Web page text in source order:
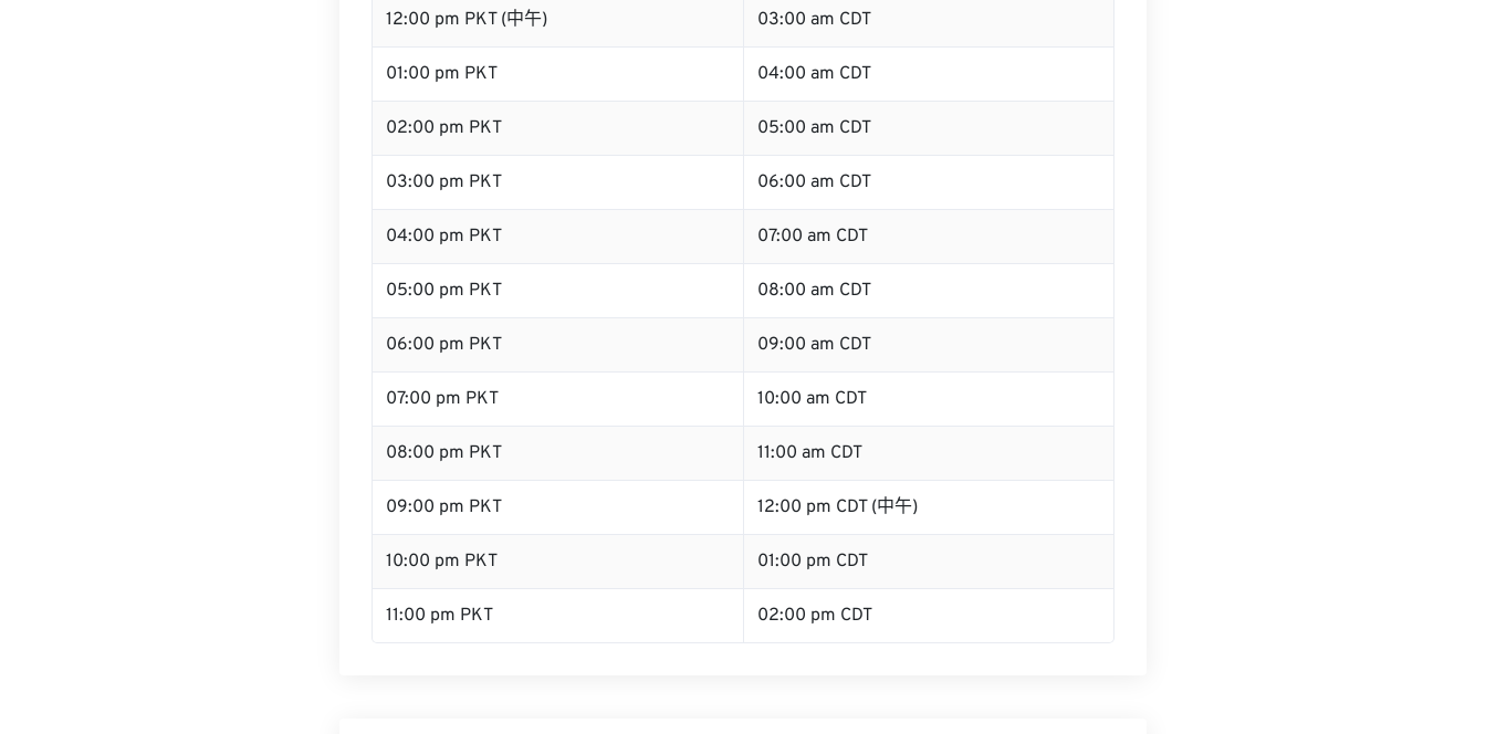
12:00 pm PKT (中午) 03:00 am CDT
01:00 pm PKT 04:00 am CDT
02:00 pm PKT 05:00 am CDT
03:00 pm PKT 06:00 am CDT
04:00 pm PKT 07:00 am CDT
05:00 pm PKT 08:00 am CDT
06:00 pm PKT 09:00 am CDT
07:00 pm PKT 10:00 am CDT
08:00 pm PKT 11:00 am CDT
09:00 pm PKT 12:00 pm CDT (中午)
10:00 pm PKT 01:00 pm CDT
11:00 pm PKT 02:00 pm CDT